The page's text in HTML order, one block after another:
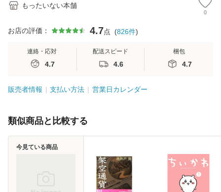
もったいない本舗
0
お店の評価： 4.7点 (826件)
連絡・応対
4.7
配送スピード
4.6
梱包
4.7
販売者情報 支払い方法 営業日カレンダー
類似商品と比較する
今見ている商品